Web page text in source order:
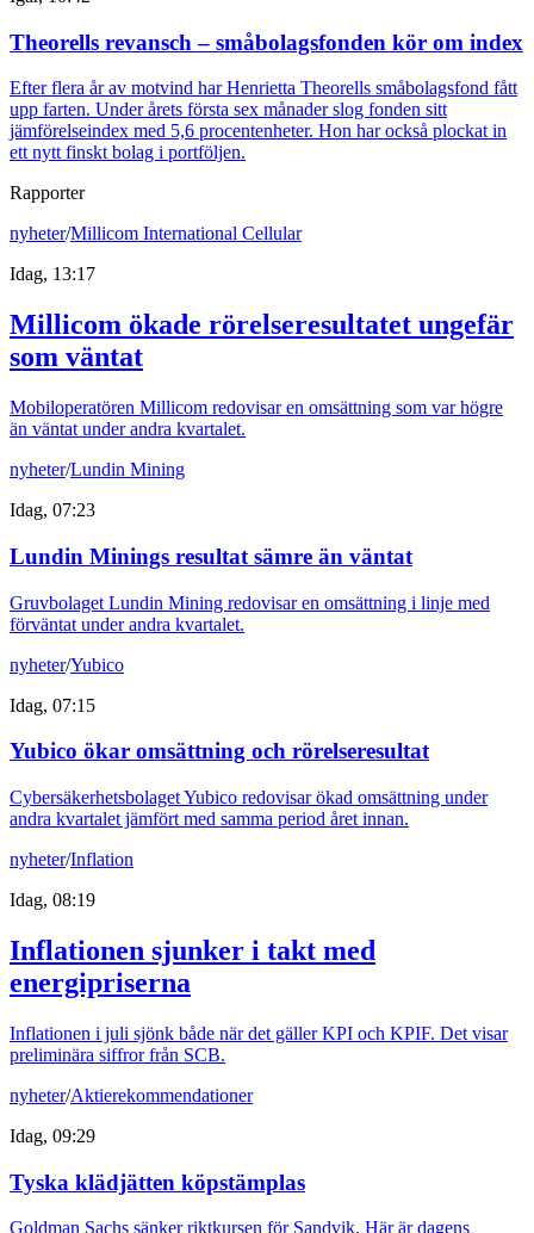
Theorells revansch – småbolagsfonden kör om index
Efter flera år av motvind har Henrietta Theorells småbolagsfond fått
upp farten. Under årets första sex månader slog fonden sitt
jämförelseindex med 5,6 procentenheter. Hon har också plockat in
ett nytt finskt bolag i portföljen.
Rapporter
nyheter/Millicom International Cellular
Idag, 13:17
Millicom ökade rörelseresultatet ungefär
som väntat
Mobiloperatören Millicom redovisar en omsättning som var högre
än väntat under andra kvartalet.
nyheter/Lundin Mining
Idag, 07:23
Lundin Minings resultat sämre än väntat
Gruvbolaget Lundin Mining redovisar en omsättning i linje med
förväntat under andra kvartalet.
nyheter/Yubico
Idag, 07:15
Yubico ökar omsättning och rörelseresultat
Cybersäkerhetsbolaget Yubico redovisar ökad omsättning under
andra kvartalet jämfört med samma period året innan.
nyheter/Inflation
Idag, 08:19
Inflationen sjunker i takt med
energipriserna
Inflationen i juli sjönk både när det gäller KPI och KPIF. Det visar
preliminära siffror från SCB.
nyheter/Aktierekommendationer
Idag, 09:29
Tyska klädjätten köpstämplas
Goldman Sachs sänker riktkursen för Sandvik. Här är dagens